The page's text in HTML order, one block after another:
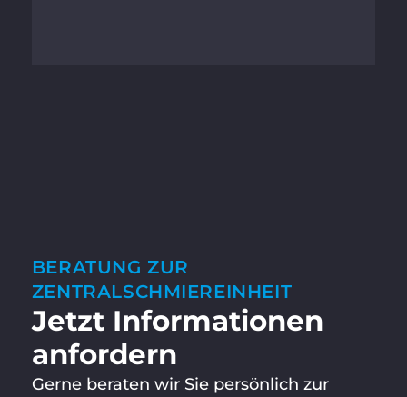
BERATUNG ZUR
ZENTRALSCHMIER­EINHEIT
Jetzt Informationen
anfordern
Gerne beraten wir Sie persönlich zur